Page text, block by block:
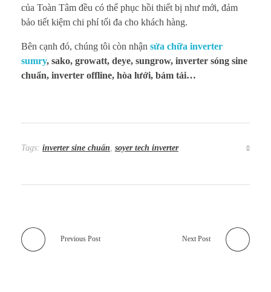
của Toàn Tâm đều có thể phục hồi thiết bị như mới, đảm
bảo tiết kiệm chi phí tối đa cho khách hàng.
Bên cạnh đó, chúng tôi còn nhận sửa chữa inverter
sumry, sako, growatt, deye, sungrow, inverter sóng sine
chuẩn, inverter offline, hòa lưới, bám tải…
Tags: inverter sine chuẩn, soyer tech inverter
Previous Post Next Post